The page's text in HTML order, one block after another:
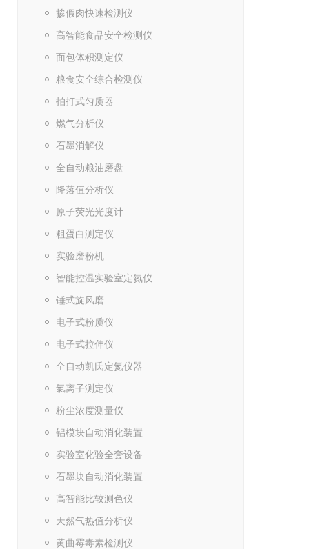
掺假肉快速检测仪
高智能食品安全检测仪
面包体积测定仪
粮食安全综合检测仪
拍打式匀质器
燃气分析仪
石墨消解仪
全自动粮油磨盘
降落值分析仪
原子荧光光度计
粗蛋白测定仪
实验磨粉机
智能控温实验室定氮仪
锤式旋风磨
电子式粉质仪
电子式拉伸仪
全自动凯氏定氮仪器
氯离子测定仪
粉尘浓度测量仪
铝模块自动消化装置
实验室化验全套设备
石墨块自动消化装置
高智能比较测色仪
天然气热值分析仪
黄曲霉毒素检测仪